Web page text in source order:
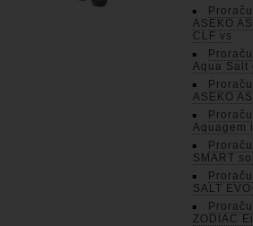
ASEKO
CLF vs
Aqua Salt
ASEKO
Aquagem
SMART
SALT
ZODIAC